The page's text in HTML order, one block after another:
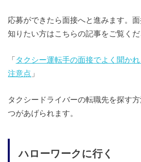
応募ができたら面接へと進みます。面
知りたい方はこちらの記事をご覧くだ
「タクシー運転手の面接でよく聞か
注意点 」
タクシードライバーの転職先を探す
つがあげられます。
ハローワークに行く